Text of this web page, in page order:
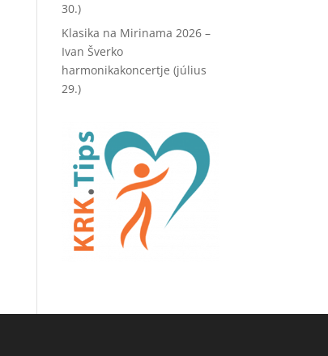
30.)
Klasika na Mirinama 2026 –
Ivan Šverko
harmonikakoncertje (július
29.)